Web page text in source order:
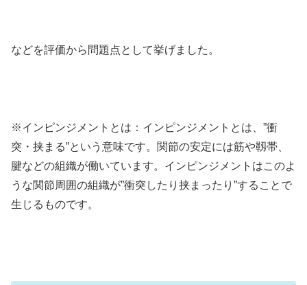
などを評価から問題点として挙げました。
※インピンジメントとは：インピンジメントとは、”衝
突・挟まる”という意味です。関節の安定には筋や靱帯、
腱などの組織が働いています。インピンジメントはこのよ
うな関節周囲の組織が”衝突したり挟まったり”することで
生じるものです。